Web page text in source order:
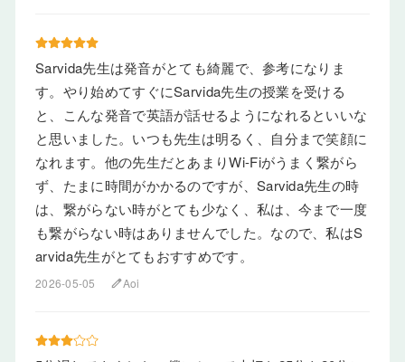
Sarvida先生は発音がとても綺麗で、参考になりま
す。やり始めてすぐにSarvida先生の授業を受ける
と、こんな発音で英語が話せるようになれるといいな
と思いました。いつも先生は明るく、自分まで笑顔に
なれます。他の先生だとあまりWi-Fiがうまく繋がら
ず、たまに時間がかかるのですが、Sarvida先生の時
は、繋がらない時がとても少なく、私は、今まで一度
も繋がらない時はありませんでした。なので、私はS
arvida先生がとてもおすすめです。
2026-05-05 editAoi